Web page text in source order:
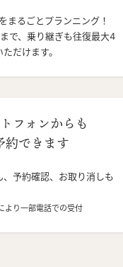
まるごとプランニング！
で、乗り継ぎも往復最大4
だけます。
フォンからも
約できます
、予約確認、お取り消しも
より一部電話での受付